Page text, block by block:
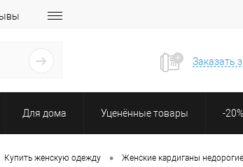
Заказать
Для дома Уценённые товары -20%
Купить женскую одежду • Женские кардиганы недорогие